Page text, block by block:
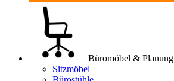
Büromöbel & Planung
Sitzmöbel